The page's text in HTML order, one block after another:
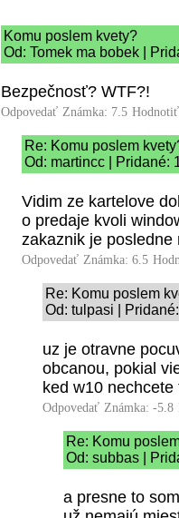
Komu poslem kvety?
Od: Tomek ma bobek |
Bezpečnosť? WTF?!
Odpovedať Známka: 7.5
Re: Komu poslem
Od: martincc | Pridané:
Vidim ze kartelove
o predaje kvoli
zakaznik je posledne
Odpovedať Známka: 6.5
Re: Komu poslem
Od: tulpasi |
uz je otravne
obcanou, pokial
ked w10
Odpovedať Známka: -5.8
Re: Komu
Od: subbas |
a presne to